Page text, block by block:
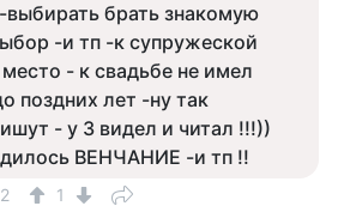
выбирать брать знакомую
-и тп -к супружеской
- к свадьбе не имел
поздних лет -ну так
- у 3 видел и читал !!!))
ВЕНЧАНИЕ -и тп !!
2 1